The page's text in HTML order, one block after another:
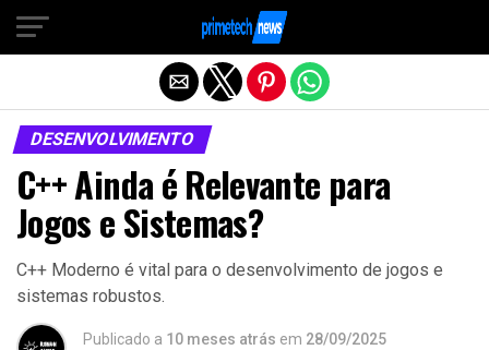
DESENVOLVIMENTO
C++ Ainda é Relevante para
Jogos e Sistemas?
C++ Moderno é vital para o desenvolvimento de jogos e
sistemas robustos.
Publicado a 10 meses atrás em 28/09/2025
Sair da versão mobile